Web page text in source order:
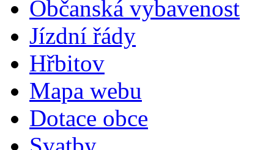
Občanská vybavenost
Jízdní řády
Hřbitov
Mapa webu
Dotace obce